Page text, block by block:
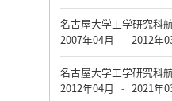
名古屋大学工学研究科
2007年04月
- 2012年
名古屋大学工学研究科
2012年04月
- 2021年